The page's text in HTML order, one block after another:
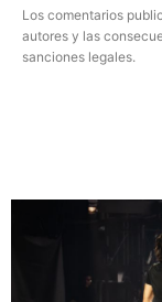
Los comentarios
autores y las
sanciones legales.